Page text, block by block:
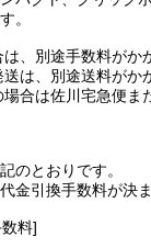
。
、別途手数料がか
は、別途送料がか
合は佐川宅急便ま
のとおりです。
金引換手数料が決ま
料]